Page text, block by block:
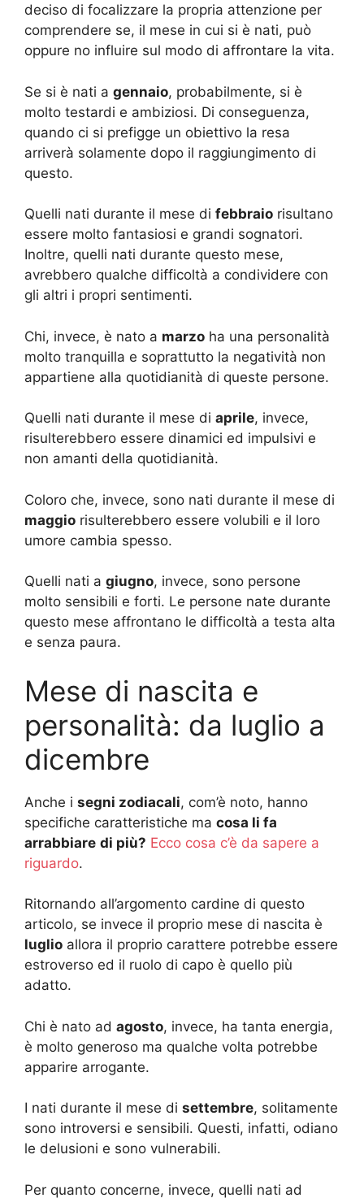
deciso di focalizzare la propria attenzione per
comprendere se, il mese in cui si è nati, può
oppure no influire sul modo di affrontare la vita.
Se si è nati a gennaio, probabilmente, si è
molto testardi e ambiziosi. Di conseguenza,
quando ci si prefigge un obiettivo la resa
arriverà solamente dopo il raggiungimento di
questo.
Quelli nati durante il mese di febbraio risultano
essere molto fantasiosi e grandi sognatori.
Inoltre, quelli nati durante questo mese,
avrebbero qualche difficoltà a condividere con
gli altri i propri sentimenti.
Chi, invece, è nato a marzo ha una personalità
molto tranquilla e soprattutto la negatività non
appartiene alla quotidianità di queste persone.
Quelli nati durante il mese di aprile, invece,
risulterebbero essere dinamici ed impulsivi e
non amanti della quotidianità.
Coloro che, invece, sono nati durante il mese di
maggio risulterebbero essere volubili e il loro
umore cambia spesso.
Quelli nati a giugno, invece, sono persone
molto sensibili e forti. Le persone nate durante
questo mese affrontano le difficoltà a testa alta
e senza paura.
Mese di nascita e
personalità: da luglio a
dicembre
Anche i segni zodiacali, com’è noto, hanno
specifiche caratteristiche ma cosa li fa
arrabbiare di più? Ecco cosa c’è da sapere a
riguardo.
Ritornando all’argomento cardine di questo
articolo, se invece il proprio mese di nascita è
luglio allora il proprio carattere potrebbe essere
estroverso ed il ruolo di capo è quello più
adatto.
Chi è nato ad agosto, invece, ha tanta energia,
è molto generoso ma qualche volta potrebbe
apparire arrogante.
I nati durante il mese di settembre, solitamente
sono introversi e sensibili. Questi, infatti, odiano
le delusioni e sono vulnerabili.
Per quanto concerne, invece, quelli nati ad